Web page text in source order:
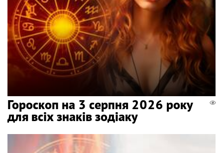
Гороскоп на 3 серпня 2026 року
для всіх знаків зодіаку